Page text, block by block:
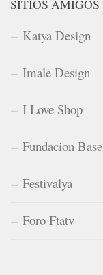
SITIOS AMIGOS
Katya Design
Imale Design
I Love Shop
Fundacion
Festivalya
Foro Ftatv